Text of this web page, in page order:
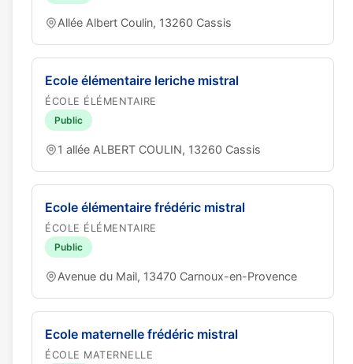
Allée Albert Coulin, 13260 Cassis
Ecole élémentaire leriche mistral
ÉCOLE ÉLÉMENTAIRE
Public
1 allée ALBERT COULIN, 13260 Cassis
Ecole élémentaire frédéric mistral
ÉCOLE ÉLÉMENTAIRE
Public
Avenue du Mail, 13470 Carnoux-en-Provence
Ecole maternelle frédéric mistral
ÉCOLE MATERNELLE